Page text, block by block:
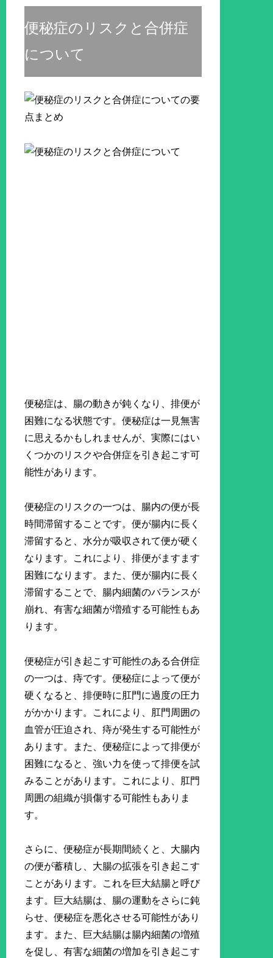
便秘症のリスクと合併症
について
便秘症は、腸の動きが鈍くなり、排便が
困難になる状態です。便秘症は一見無害
に思えるかもしれませんが、実際にはい
くつかのリスクや合併症を引き起こす可
能性があります。
便秘症のリスクの一つは、腸内の便が長
時間滞留することです。便が腸内に長く
滞留すると、水分が吸収されて便が硬く
なります。これにより、排便がますます
困難になります。また、便が腸内に長く
滞留することで、腸内細菌のバランスが
崩れ、有害な細菌が増殖する可能性もあ
ります。
便秘症が引き起こす可能性のある合併症
の一つは、痔です。便秘症によって便が
硬くなると、排便時に肛門に過度の圧力
がかかります。これにより、肛門周囲の
血管が圧迫され、痔が発生する可能性が
あります。また、便秘症によって排便が
困難になると、強い力を使って排便を試
みることがあります。これにより、肛門
周囲の組織が損傷する可能性もありま
す。
さらに、便秘症が長期間続くと、大腸内
の便が蓄積し、大腸の拡張を引き起こす
ことがあります。これを巨大結腸と呼び
ます。巨大結腸は、腸の運動をさらに鈍
らせ、便秘症を悪化させる可能性があり
ます。また、巨大結腸は腸内細菌の増殖
を促し、有害な細菌の増加を引き起こす